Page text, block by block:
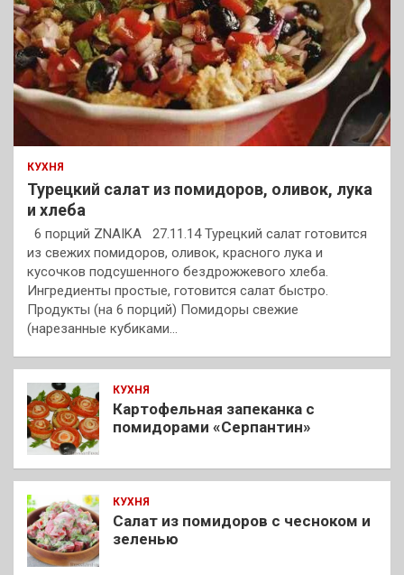
КУХНЯ
Турецкий салат из помидоров, оливок, лука
и хлеба
6 порций ZNAIKA 27.11.14 Турецкий салат готовится
из свежих помидоров, оливок, красного лука и
кусочков подсушенного бездрожжевого хлеба.
Ингредиенты простые, готовится салат быстро.
Продукты (на 6 порций) Помидоры свежие
(нарезанные кубиками…
КУХНЯ
Картофельная запеканка с
помидорами «Серпантин»
КУХНЯ
Салат из помидоров с чесноком и
зеленью